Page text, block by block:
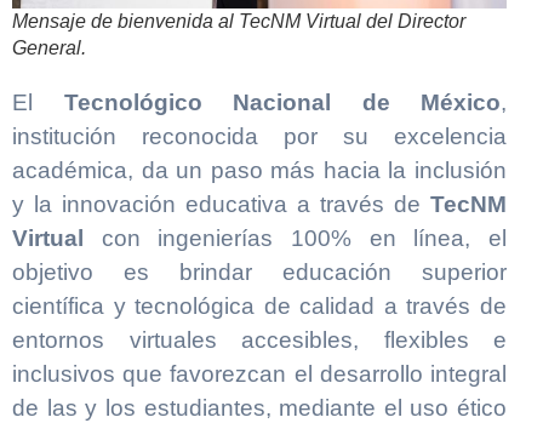
Mensaje de bienvenida al TecNM Virtual del Director
General.
El Tecnológico Nacional de México,
institución reconocida por su excelencia
académica, da un paso más hacia la inclusión
y la innovación educativa a través de TecNM
Virtual
con ingenierías 100% en línea, el
objetivo es brindar educación superior
científica y tecnológica de calidad a través de
entornos virtuales accesibles, flexibles e
inclusivos que favorezcan el desarrollo integral
de las y los estudiantes, mediante el uso ético